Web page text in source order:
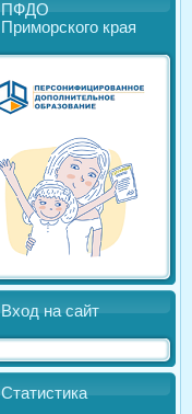
ПФДО
Приморского края
Вход на сайт
Статистика